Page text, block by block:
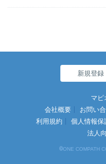
新規登録
マピ
会社概要
お問い
利用規約
個人情報保
法人
©ONE COMPATH